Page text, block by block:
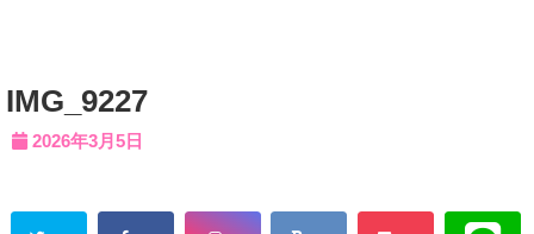
IMG_9227
2026年3月5日